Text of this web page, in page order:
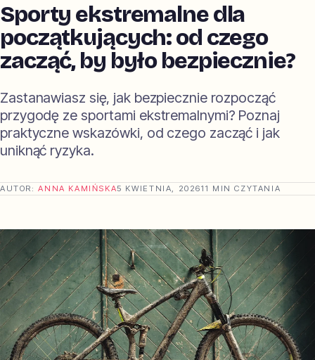
Sporty ekstremalne dla
początkujących: od czego
zacząć, by było bezpiecznie?
Zastanawiasz się, jak bezpiecznie rozpocząć
przygodę ze sportami ekstremalnymi? Poznaj
praktyczne wskazówki, od czego zacząć i jak
uniknąć ryzyka.
AUTOR:ANNA KAMIŃSKA5 KWIETNIA, 202611 MIN CZYTANIA